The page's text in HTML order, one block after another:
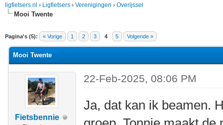
ligfietsers.nl › Ligfietsers › Verenigingen › Overijssel
Mooi Twente
Pagina's (5): « Vorige 1 2 3 4 5 Volgende »
waardering is 0
Mooi Twente
Fietsbennie
22-Feb-2025, 08:06 PM
Ja, dat kan ik beamen.